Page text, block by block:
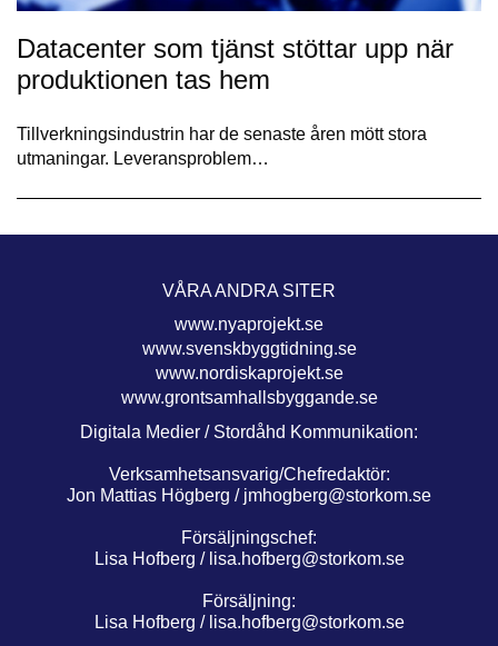
Datacenter som tjänst stöttar upp när
produktionen tas hem
Tillverkningsindustrin har de senaste åren mött stora
utmaningar. Leveransproblem…
VÅRA ANDRA SITER
www.nyaprojekt.se
www.svenskbyggtidning.se
www.nordiskaprojekt.se
www.grontsamhallsbyggande.se
Digitala Medier / Stordåhd Kommunikation:
Verksamhetsansvarig/Chefredaktör:
Jon Mattias Högberg / jmhogberg@storkom.se
Försäljningschef:
Lisa Hofberg / lisa.hofberg@storkom.se
Försäljning:
Lisa Hofberg / lisa.hofberg@storkom.se